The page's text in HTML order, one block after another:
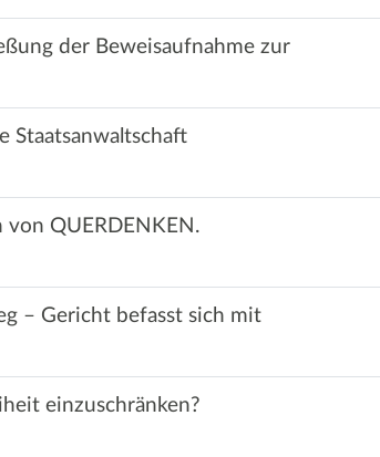
der Beweisaufnahme zur
Staatsanwaltschaft
von QUERDENKEN.
– Gericht befasst sich mit
einzuschränken?